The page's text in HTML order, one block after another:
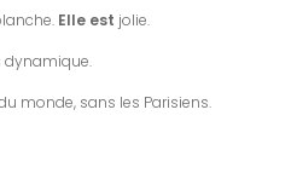
Elle est jolie.
dynamique.
monde, sans les Parisiens.